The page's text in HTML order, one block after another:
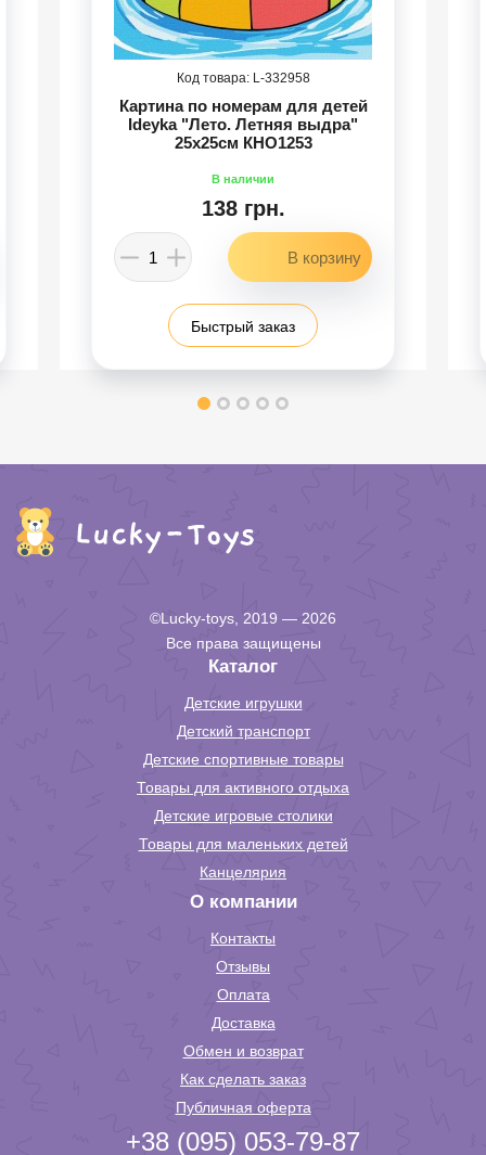
332958
Картина по номерам для детей
Ideyka "Лето. Летняя выдра"
25х25см КНО1253
138 грн.
Быстрый заказ
©Lucky-toys, 2019 — 2026
Все права защищены
Каталог
Детские игрушки
Детский транспорт
Детские спортивные товары
Товары для активного отдыха
Детские игровые столики
Товары для маленьких детей
Канцелярия
О компании
Контакты
Отзывы
Оплата
Доставка
Обмен и возврат
Как сделать заказ
Публичная оферта
+38 (095) 053-79-87